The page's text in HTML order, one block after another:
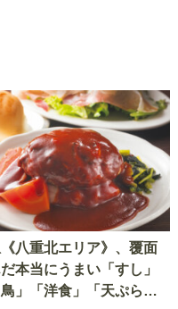
八重北エリア》、覆面
本当にうまい「すし」
鳥」「洋食」「天ぷら」